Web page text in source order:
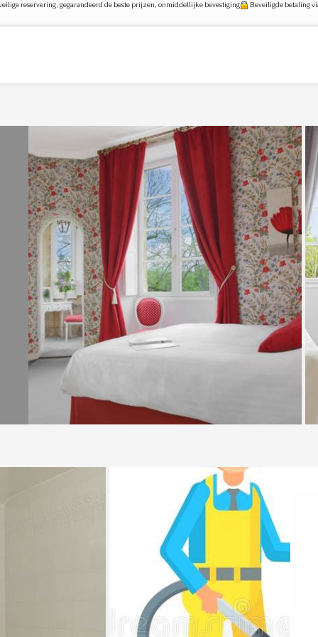
reservering, gegarandeerd de beste prijzen, onmiddellijke bevestiging Beveiligde betaling